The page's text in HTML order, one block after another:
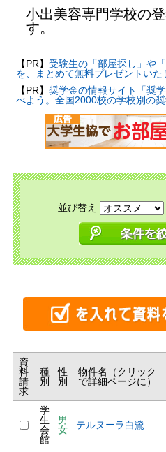
小出美容専門学校の
す。
【PR】 受験生の「部屋探し」や
を、まとめて無料プレゼントいた
【PR】 奨学金の情報サイト「奨
べよう。全国2000校の学校別の奨
並び替え
資
料
請
求
種
別
性
別
物件名（クリック
で詳細ページに）
学
生
会
館
男
女
テルヌーラ白鷺